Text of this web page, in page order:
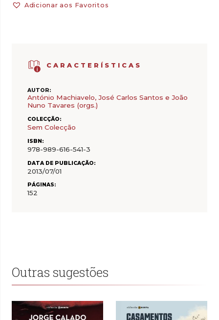
CARACTERÍSTICAS
AUTOR:
António Machiavelo, José Carlos Santos e João
Nuno Tavares (orgs.)
COLECÇÃO:
Sem Colecção
ISBN:
978-989-616-541-3
DATA DE PUBLICAÇÃO:
2013/07/01
PÁGINAS:
152
Adicionar aos Favoritos
Outras sugestões